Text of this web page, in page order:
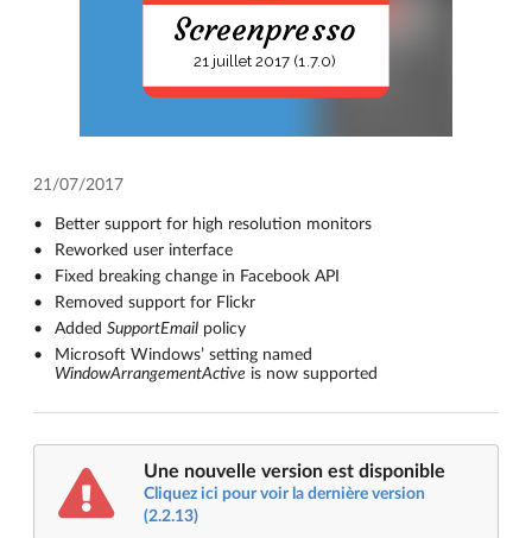
Screenpresso
21 juillet 2017 (1.7.0)
21/07/2017
Better support for high resolution monitors
Reworked user interface
Fixed breaking change in Facebook API
Removed support for Flickr
Added SupportEmailpolicy
Microsoft Windows’ setting named
WindowArrangementActive is now supported
Une nouvelle version est disponible
Cliquez ici pour voir la dernière version
(2.2.13)